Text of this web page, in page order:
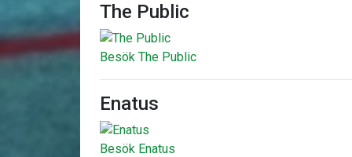
The Public
Besök The Public
Enatus
Besök Enatus